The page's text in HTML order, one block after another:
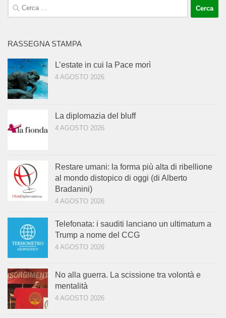
Ricerca
per:
RASSEGNA STAMPA
L’estate in cui la Pace morì
4 AGOSTO 2026
La diplomazia del bluff
4 AGOSTO 2026
Restare umani: la forma più alta di ribellione
al mondo distopico di oggi (di Alberto
Bradanini)
4 AGOSTO 2026
Telefonata: i sauditi lanciano un ultimatum a
Trump a nome del CCG
4 AGOSTO 2026
No alla guerra. La scissione tra volontà e
mentalità
4 AGOSTO 2026